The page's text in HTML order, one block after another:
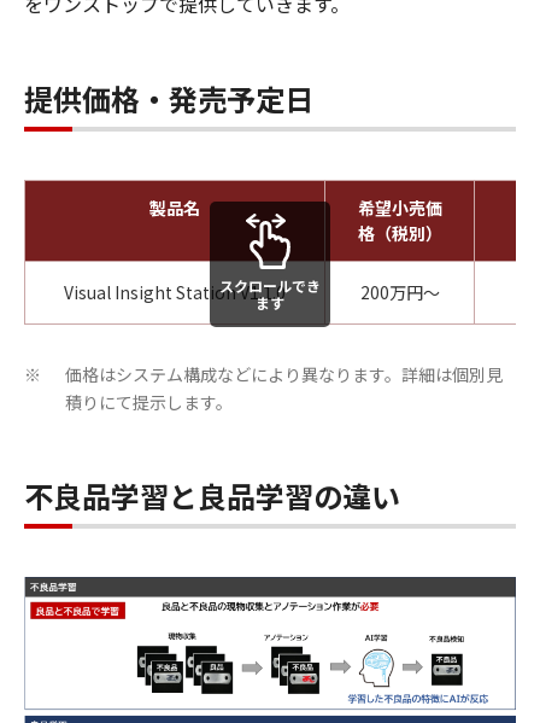
提供価格・発売予定日
製品名
希望小売価
格（税別）
Visual Insight Station V1.1.0 200万円～
スクロールでき
ます
※
価格はシステム構成などにより異なります。詳細は個別見
積りにて提示します。
不良品学習と良品学習の違い